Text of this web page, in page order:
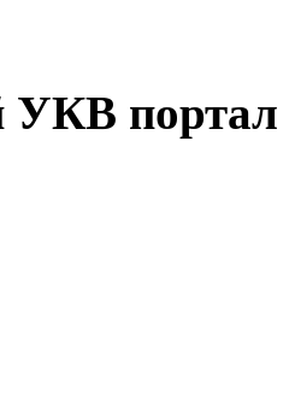
УКВ портал